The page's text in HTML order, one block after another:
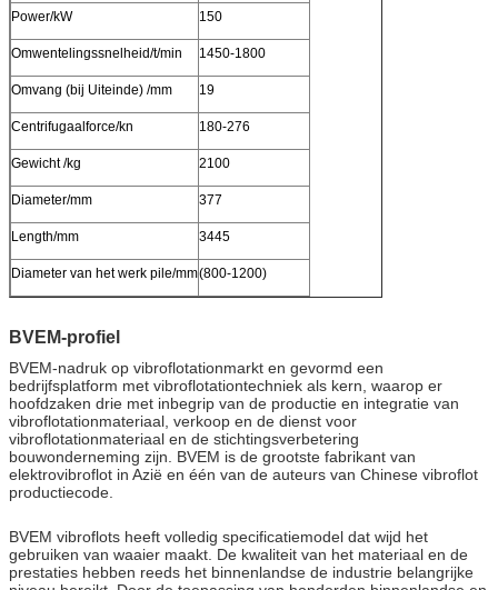
Power/kW 150
Omwentelingssnelheid/t/min 1450-1800
Omvang (bij Uiteinde) /mm 19
Centrifugaalforce/kn 180-276
Gewicht /kg 2100
Diameter/mm 377
Length/mm 3445
Diameter van het werk pile/mm(800-1200)
BVEM-profiel
BVEM-nadruk op vibroflotationmarkt en gevormd een
bedrijfsplatform met vibroflotationtechniek als kern, waarop er
hoofdzaken drie met inbegrip van de productie en integratie van
vibroflotationmateriaal, verkoop en de dienst voor
vibroflotationmateriaal en de stichtingsverbetering
bouwonderneming zijn. BVEM is de grootste fabrikant van
elektrovibroflot in Azië en één van de auteurs van Chinese vibroflot
productiecode.
BVEM vibroflots heeft volledig specificatiemodel dat wijd het
gebruiken van waaier maakt. De kwaliteit van het materiaal en de
prestaties hebben reeds het binnenlandse de industrie belangrijke